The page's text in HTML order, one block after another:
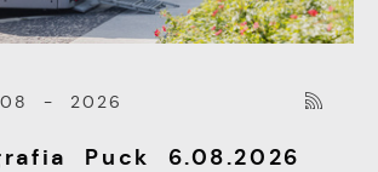
- 2026
Puck 6.08.2026